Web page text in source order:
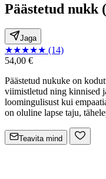
Päästetud nukk
Jaga
★★★★★ (14)
54,00 €
Päästetud nukuke on
viimistletud ning kinnised
loomingulisust kui
on oluline lapse taju,
Teavita mind